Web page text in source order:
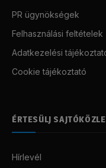
PR ügynökségek
Felhasználási feltételek
Adatkezelési
Cookie tájékoztató
ÉRTESÜLJ
Hírlevél